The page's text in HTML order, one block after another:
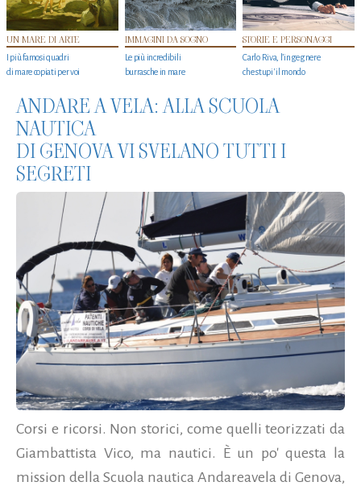
UN MARE DI ARTE
I più famosi quadri
di mare copiati per voi
IMMAGINI DA SOGNO
Le più incredibili
burrasche in mare
STORIE E PERSONAGGI
Carlo Riva, l’ingegnere
che stupi' il mondo
ANDARE A VELA: ALLA SCUOLA
NAUTICA
DI GENOVA VI SVELANO TUTTI I
SEGRETI
Corsi e ricorsi. Non storici, come quelli teorizzati da
Giambattista Vico, ma nautici. È un po' questa la
mission della Scuola nautica Andareavela di Genova,